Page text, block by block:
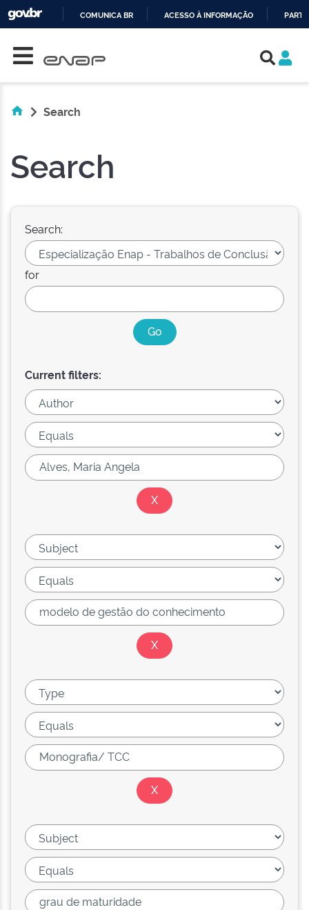
COMUNICA BR ACESSO À INFORMAÇÃO
Search
Search
Search:
for
Current filters: